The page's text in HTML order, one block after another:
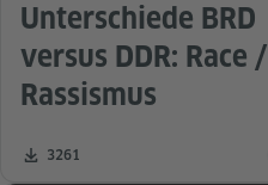
Unterschiede BRD
versus DDR: Race /
Rassismus
Zahl der Downloads:
3261